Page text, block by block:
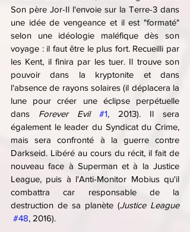
Son père Jor-Il l'envoie sur la Terre-3 dans
une idée de vengeance et il est "formaté"
selon une idéologie maléfique dès son
voyage : il faut être le plus fort. Recueilli par
les Kent, il finira par les tuer. Il trouve son
pouvoir dans la kryptonite et dans
l'absence de rayons solaires (il déplacera la
lune pour créer une éclipse perpétuelle
dans Forever Evil #1, 2013). Il sera
également le leader du Syndicat du Crime,
mais sera confronté à la guerre contre
Darkseid. Libéré au cours du récit, il fait de
nouveau face à Superman et à la Justice
League, puis à l'Anti-Monitor Mobius qu'il
combattra car responsable de la
destruction de sa planète (Justice League
#48, 2016).